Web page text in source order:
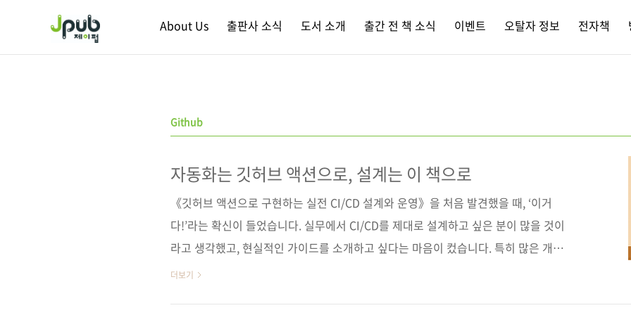
About Us 출판사 소식 도서 소개 출간 전 책 소식 이벤트 오탈자 정보 전자책
Github
자동화는 깃허브 액션으로, 설계는 이 책으로
《깃허브 액션으로 구현하는 실전 CI/CD 설계와 운영》을 처음 발견했을 때, ‘이거
다!’라는 확신이 들었습니다. 실무에서 CI/CD를 제대로 설계하고 싶은 분이 많을 것이
라고 생각했고, 현실적인 가이드를 소개하고 싶다는 마음이 컸습니다. 특히 많은 개발
자가 익숙하게 사용하는 ‘깃허브’를 기반으로 자동화 시스템을 직접 구성할 수 있도록
더보기